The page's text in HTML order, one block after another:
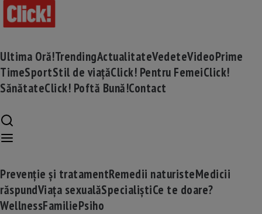
Ultima Oră!TrendingActualitateVedeteVideoPrime
TimeSportStil de viațăClick! Pentru FemeiClick!
SănătateClick! Poftă Bună!Contact
Prevenție și tratamentRemedii naturisteMedicii
răspundViața sexualăSpecialiștiCe te doare?
WellnessFamiliePsiho